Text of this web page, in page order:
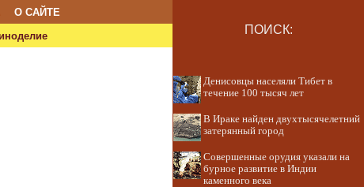
О САЙТЕ
ПОИСК:
Денисовцы населяли Тибет в
течение 100 тысяч лет
В Ираке найден двухтысячелетний
затерянный город
Совершенные орудия указали на
бурное развитие в Индии
каменного века